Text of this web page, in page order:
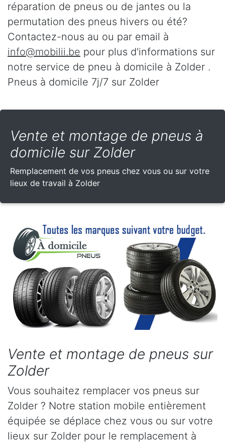
réparation de pneus ou de jantes ou la
permutation des pneus hivers ou été?
Contactez-nous au ou par email à
info@mobilii.be pour plus d'informations sur
notre service de pneu à domicile à Zolder .
Pneus à domicile 7j/7 sur Zolder
Vente et montage de pneus à
domicile sur Zolder
Remplacement de vos pneus chez vous ou sur votre
lieux de travail à Zolder
Vente et montage de pneus sur
Zolder
Vous souhaitez remplacer vos pneus sur
Zolder ? Notre station mobile entièrement
équipée se déplace chez vous ou sur votre
lieux sur Zolder pour le remplacement à